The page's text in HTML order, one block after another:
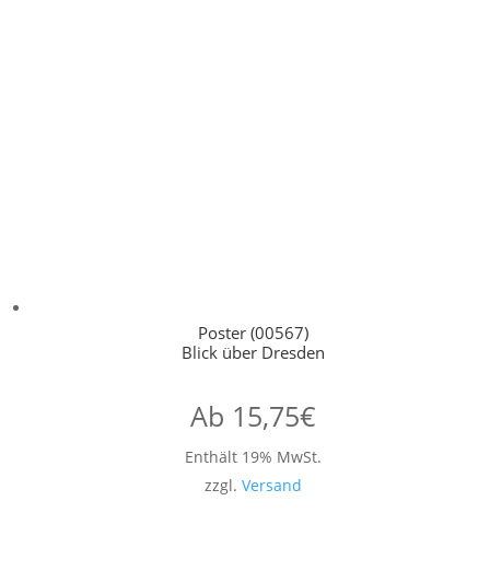
Poster (00567)
Blick über Dresden
Ab 15,75€
Enthält 19% MwSt.
zzgl. Versand